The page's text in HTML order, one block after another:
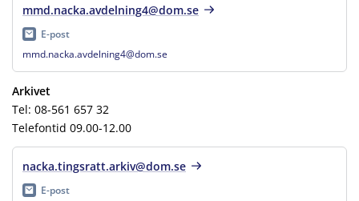
mmd.nacka.avdelning4@dom.se
E-post
mmd.nacka.avdelning4@dom.se
Arkivet
Tel: 08-561 657 32
Telefontid 09.00-12.00
nacka.tingsratt.arkiv@dom.se
E-post